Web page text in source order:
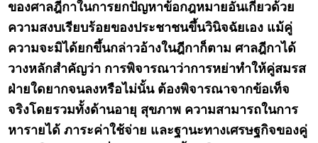
ของศาลฎีกาในการยกปัญหาข้อกฎหมายอันเกี่ยวด้วย
ความสงบเรียบร้อยของประชาชนขึ้นวินิจฉัยเอง แม้คู่
ความจะมิได้ยกขึ้นกล่าวอ้างในฎีกาก็ตาม ศาลฎีกาได้
วางหลักสำคัญว่า การพิจารณาว่าการหย่าทำให้คู่สมรส
ฝ่ายใดยากจนลงหรือไม่นั้น ต้องพิจารณาจากข้อเท็จ
จริงโดยรวมทั้งด้านอายุ สุขภาพ ความสามารถในการ
หารายได้ ภาระค่าใช้จ่าย และฐานะทางเศรษฐกิจของคู่